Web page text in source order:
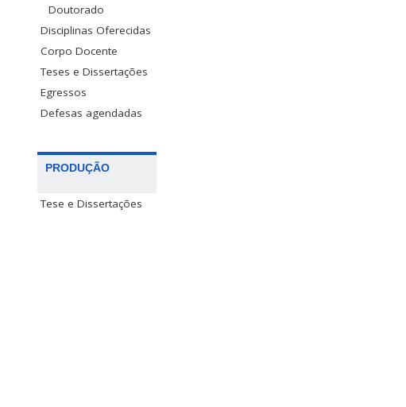
Doutorado
Disciplinas Oferecidas
Corpo Docente
Teses e Dissertações
Egressos
Defesas agendadas
PRODUÇÃO
Tese e Dissertações